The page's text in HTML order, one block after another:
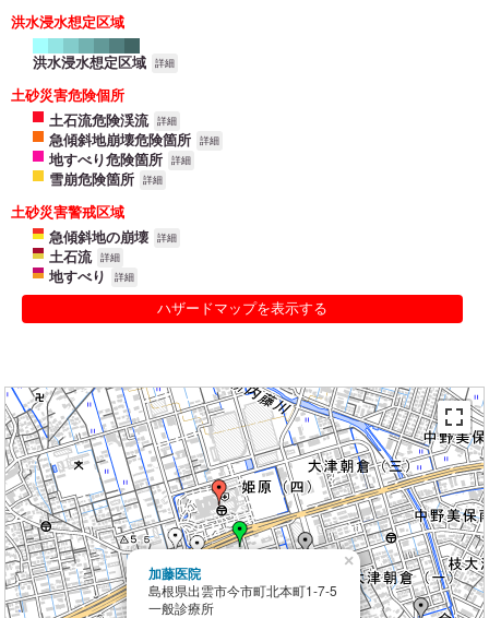
洪水浸水想定区域
洪水浸水想定区域 詳細
土砂災害危険個所
土石流危険渓流
詳細
急傾斜地崩壊危険箇所 詳細
地すべり危険箇所 詳細
雪崩危険箇所 詳細
土砂災害警戒区域
急傾斜地の崩壊
詳細
土石流 詳細
地すべり 詳細
ハザードマップを表示する
加藤医院
島根県出雲市今市町北本町1-7-5
一般診療所
×